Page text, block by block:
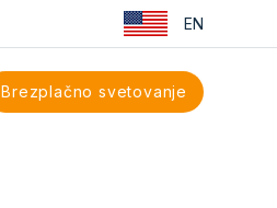
EN
Brezplačno svetovanje